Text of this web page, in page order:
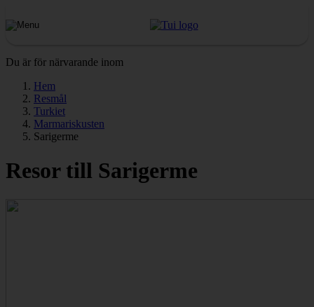
Du är för närvarande inom
Hem
Resmål
Turkiet
Marmariskusten
Sarigerme
Resor till Sarigerme